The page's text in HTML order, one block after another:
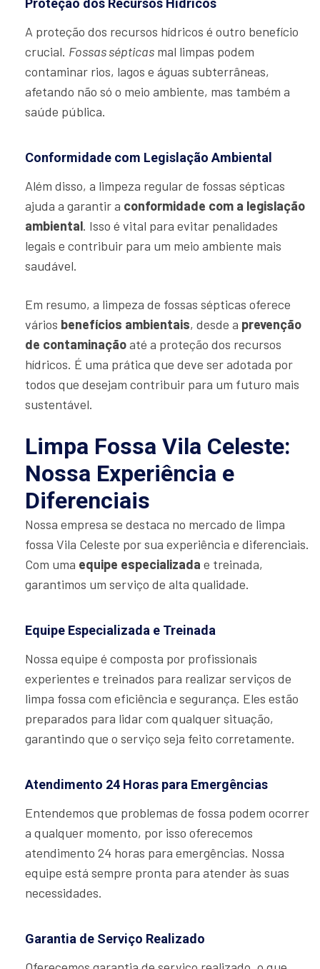
Proteção dos Recursos Hídricos
A proteção dos recursos hídricos é outro benefício
crucial. Fossas sépticas mal limpas podem
contaminar rios, lagos e águas subterrâneas,
afetando não só o meio ambiente, mas também a
saúde pública.
Conformidade com Legislação Ambiental
Além disso, a limpeza regular de fossas sépticas
ajuda a garantir a conformidade com a legislação
ambiental. Isso é vital para evitar penalidades
legais e contribuir para um meio ambiente mais
saudável.
Em resumo, a limpeza de fossas sépticas oferece
vários benefícios ambientais, desde a prevenção
de contaminaçãoaté a proteção dos recursos
hídricos. É uma prática que deve ser adotada por
todos que desejam contribuir para um futuro mais
sustentável.
Limpa Fossa Vila Celeste:
Nossa Experiência e
Diferenciais
Nossa empresa se destaca no mercado de limpa
fossa Vila Celeste por sua experiência e diferenciais.
Com uma equipe especializada e treinada,
garantimos um serviço de alta qualidade.
Equipe Especializada e Treinada
Nossa equipe é composta por profissionais
experientes e treinados para realizar serviços de
limpa fossa com eficiência e segurança. Eles estão
preparados para lidar com qualquer situação,
garantindo que o serviço seja feito corretamente.
Atendimento 24 Horas para Emergências
Entendemos que problemas de fossa podem ocorrer
a qualquer momento, por isso oferecemos
atendimento 24 horas para emergências. Nossa
equipe está sempre pronta para atender às suas
necessidades.
Garantia de Serviço Realizado